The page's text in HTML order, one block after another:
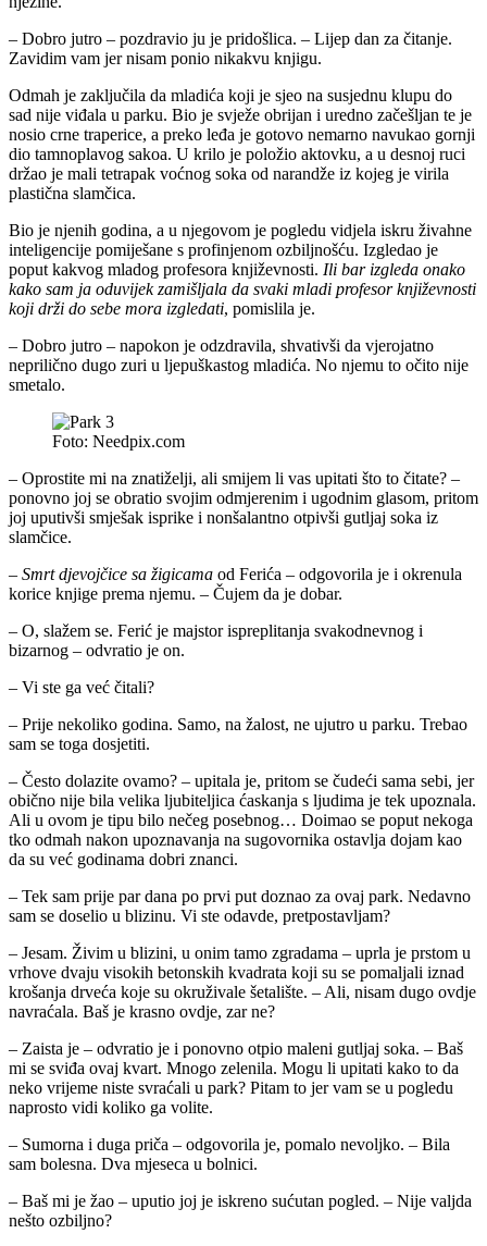
– Dobro jutro – pozdravio ju je pridošlica. – Lijep dan za čitanje.
Zavidim vam jer nisam ponio nikakvu knjigu.
Odmah je zaključila da mladića koji je sjeo na susjednu klupu do
sad nije viđala u parku. Bio je svježe obrijan i uredno začešljan te je
nosio crne traperice, a preko leđa je gotovo nemarno navukao gornji
dio tamnoplavog sakoa. U krilo je položio aktovku, a u desnoj ruci
držao je mali tetrapak voćnog soka od narandže iz kojeg je virila
plastična slamčica.
Bio je njenih godina, a u njegovom je pogledu vidjela iskru živahne
inteligencije pomiješane s profinjenom ozbiljnošću. Izgledao je
poput kakvog mladog profesora književnosti. Ili bar izgleda onako
kako sam ja oduvijek zamišljala da svaki mladi profesor književnosti
koji drži do sebe mora izgledati, pomislila je.
– Dobro jutro – napokon je odzdravila, shvativši da vjerojatno
neprilično dugo zuri u ljepuškastog mladića. No njemu to očito nije
smetalo.
Foto: Needpix.com
– Oprostite mi na znatiželji, ali smijem li vas upitati što to čitate? –
ponovno joj se obratio svojim odmjerenim i ugodnim glasom, pritom
joj uputivši smješak isprike i nonšalantno otpivši gutljaj soka iz
slamčice.
– Smrt djevojčice sa žigicama od Ferića – odgovorila je i okrenula
korice knjige prema njemu. – Čujem da je dobar.
– O, slažem se. Ferić je majstor ispreplitanja svakodnevnog i
bizarnog – odvratio je on.
– Vi ste ga već čitali?
– Prije nekoliko godina. Samo, na žalost, ne ujutro u parku. Trebao
sam se toga dosjetiti.
– Često dolazite ovamo? – upitala je, pritom se čudeći sama sebi, jer
obično nije bila velika ljubiteljica ćaskanja s ljudima je tek upoznala.
Ali u ovom je tipu bilo nečeg posebnog… Doimao se poput nekoga
tko odmah nakon upoznavanja na sugovornika ostavlja dojam kao
da su već godinama dobri znanci.
– Tek sam prije par dana po prvi put doznao za ovaj park. Nedavno
sam se doselio u blizinu. Vi ste odavde, pretpostavljam?
– Jesam. Živim u blizini, u onim tamo zgradama – uprla je prstom u
vrhove dvaju visokih betonskih kvadrata koji su se pomaljali iznad
krošanja drveća koje su okruživale šetalište. – Ali, nisam dugo ovdje
navraćala. Baš je krasno ovdje, zar ne?
– Zaista je – odvratio je i ponovno otpio maleni gutljaj soka. – Baš
mi se sviđa ovaj kvart. Mnogo zelenila. Mogu li upitati kako to da
neko vrijeme niste svraćali u park? Pitam to jer vam se u pogledu
naprosto vidi koliko ga volite.
– Sumorna i duga priča – odgovorila je, pomalo nevoljko. – Bila
sam bolesna. Dva mjeseca u bolnici.
– Baš mi je žao – uputio joj je iskreno sućutan pogled. – Nije valjda
nešto ozbiljno?